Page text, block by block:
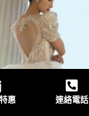
惠 連絡電話